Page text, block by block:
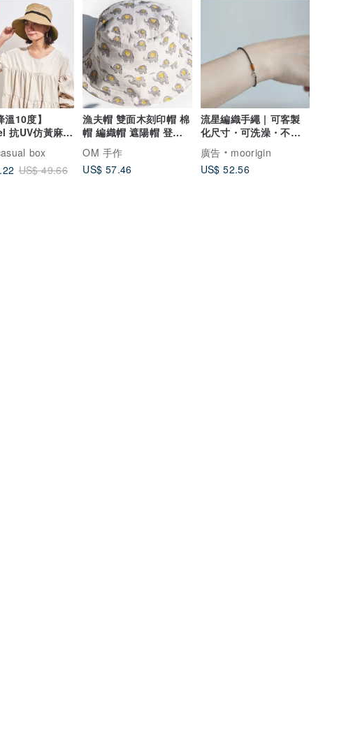
溫10度】
抗UV仿黃麻遮
box
US$ 49.66
漁夫帽 雙面木刻印帽 棉
帽 編織帽 遮陽帽 登山
帽 南瓜帽-大象 花
OM 手作
US$ 57.46
流星編織手繩 | 可客製
化尺寸・可洗澡・不掉
色
廣告
moorigin
US$ 52.56